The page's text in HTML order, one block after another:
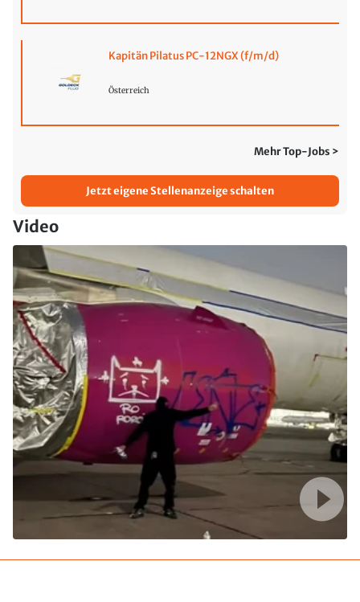
Kapitän Pilatus PC-12NGX (f/m/d)
Österreich
Mehr Top-Jobs >
Jetzt eigene Stellenanzeige schalten
Video